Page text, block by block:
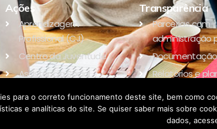
Ações
Aprendizagem
Profissional (CJ)
Centro da Juventude
Assistência Social
Transparência
Parcerias com
administração
Relatórios e
Parceiros
para o correto funcionamento deste site, bem como
e analíticas do site. Se quiser saber mais sobre
dados,